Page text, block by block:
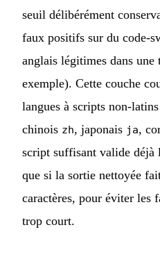
seuil délibérément
faux positifs sur du code-
anglais légitimes dans
exemple). Cette couche
langues à scripts non-
chinois zh, japonais ja,
script suffisant valide déjà
que si la sortie nettoyée
caractères, pour éviter les
trop court.